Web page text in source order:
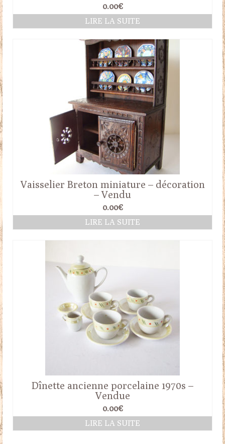
0.00€
LIRE LA SUITE
Vaisselier Breton miniature – décoration
– Vendu
0.00€
LIRE LA SUITE
Dînette ancienne porcelaine 1970s –
Vendue
0.00€
LIRE LA SUITE